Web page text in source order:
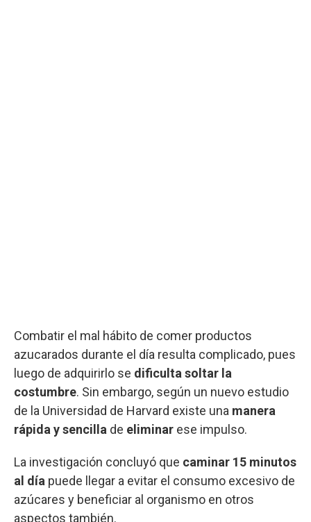
Combatir el mal hábito de comer productos
azucarados durante el día resulta complicado, pues
luego de adquirirlo se dificulta soltar la
costumbre. Sin embargo, según un nuevo estudio
de la Universidad de Harvard existe una manera
rápida y sencilla de eliminar ese impulso.
La investigación concluyó que caminar 15 minutos
al día puede llegar a evitar el consumo excesivo de
azúcares y beneficiar al organismo en otros
aspectos también.